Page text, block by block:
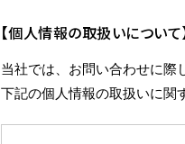
【個人情報の取扱いについて
当社では、お問い合わせに際
下記の個人情報の取扱いに関